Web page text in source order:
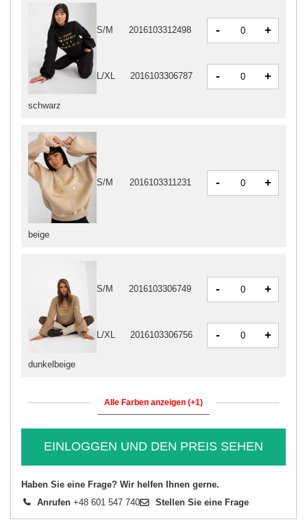
schwarz
S/M 2016103312498 - +
L/XL 2016103306787 - +
beige
S/M 2016103311231 - +
dunkelbeige
S/M 2016103306749 - +
L/XL 2016103306756 - +
Alle Farben anzeigen (+1)
EINLOGGEN UND DEN PREIS SEHEN
Haben Sie eine Frage? Wir helfen Ihnen gerne.
Anrufen +48 601 547 740 Stellen Sie eine Frage